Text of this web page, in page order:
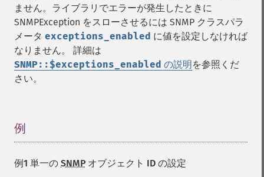
ません。ライブラリでエラーが発生したときに
SNMPException をスローさせるには SNMP クラスパラ
メータ exceptions_enabled に値を設定しなければ
なりません。 詳細は
SNMP::$exceptions_enabled の説明を参照くだ
さい。
例
例1 単一の SNMP オブジェクト ID の設定